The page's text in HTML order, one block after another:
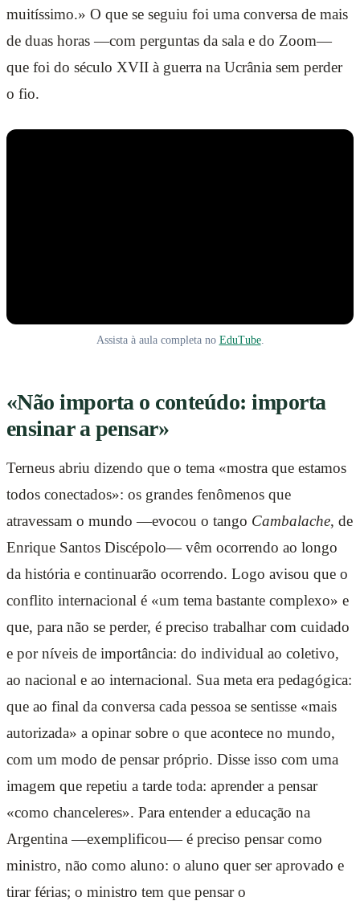
muitíssimo.» O que se seguiu foi uma conversa de mais
de duas horas —com perguntas da sala e do Zoom—
que foi do século XVII à guerra na Ucrânia sem perder
o fio.
Assista à aula completa no EduTube.
«Não importa o conteúdo: importa
ensinar a pensar»
Terneus abriu dizendo que o tema «mostra que estamos
todos conectados»: os grandes fenômenos que
atravessam o mundo —evocou o tango Cambalache, de
Enrique Santos Discépolo— vêm ocorrendo ao longo
da história e continuarão ocorrendo. Logo avisou que o
conflito internacional é «um tema bastante complexo» e
que, para não se perder, é preciso trabalhar com cuidado
e por níveis de importância: do individual ao coletivo,
ao nacional e ao internacional. Sua meta era pedagógica:
que ao final da conversa cada pessoa se sentisse «mais
autorizada» a opinar sobre o que acontece no mundo,
com um modo de pensar próprio. Disse isso com uma
imagem que repetiu a tarde toda: aprender a pensar
«como chanceleres». Para entender a educação na
Argentina —exemplificou— é preciso pensar como
ministro, não como aluno: o aluno quer ser aprovado e
tirar férias; o ministro tem que pensar o